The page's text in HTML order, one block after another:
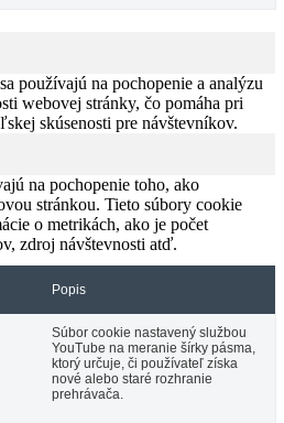
používajú na pochopenie a analýzu
webovej stránky, čo pomáha pri
skúsenosti pre návštevníkov.
na pochopenie toho, ako
stránkou. Tieto súbory cookie
o metrikách, ako je počet
zdroj návštevnosti atď.
Popis
Súbor cookie nastavený službou
YouTube na meranie šírky pásma,
ktorý určuje, či používateľ získa
nové alebo staré rozhranie
prehrávača.